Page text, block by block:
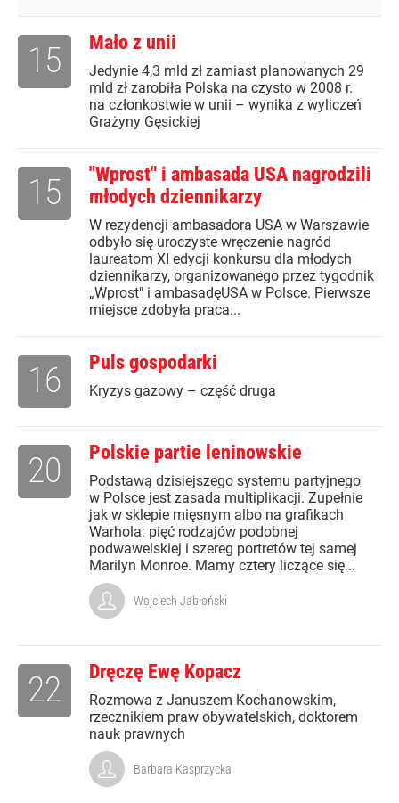
Mało z unii
Jedynie 4,3 mld zł zamiast planowanych 29
mld zł zarobiła Polska na czysto w 2008 r.
na członkostwie w unii – wynika z wyliczeń
Grażyny Gęsickiej
15
"Wprost" i ambasada USA nagrodzili
młodych dziennikarzy
W rezydencji ambasadora USA w Warszawie
odbyło się uroczyste wręczenie nagród
laureatom XI edycji konkursu dla młodych
dziennikarzy, organizowanego przez tygodnik
„Wprost" i ambasadęUSA w Polsce. Pierwsze
miejsce zdobyła praca...
15
Puls gospodarki
Kryzys gazowy – część druga
16
Polskie partie leninowskie
Podstawą dzisiejszego systemu partyjnego
w Polsce jest zasada multiplikacji. Zupełnie
jak w sklepie mięsnym albo na grafikach
Warhola: pięć rodzajów podobnej
podwawelskiej i szereg portretów tej samej
Marilyn Monroe. Mamy cztery liczące się...
20
Wojciech Jabłoński
Dręczę Ewę Kopacz
Rozmowa z Januszem Kochanowskim,
rzecznikiem praw obywatelskich, doktorem
nauk prawnych
22
Barbara Kasprzycka